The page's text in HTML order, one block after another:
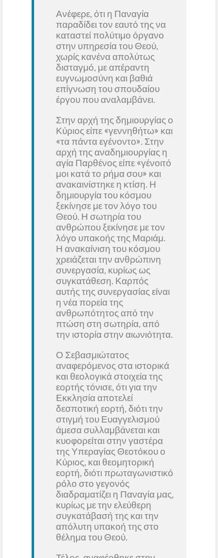
Ανέφερε, ότι η Παναγία
παραδίδει τον εαυτό της να
καταστεί πολύτιμο όργανο
στην υπηρεσία του Θεού,
χωρίς κανένα απολύτως
δισταγμό, με απέραντη
ευγνωμοσύνη και βαθιά
επίγνωση του σπουδαίου
έργου που αναλαμβάνει.
Στην αρχή της δημιουργίας ο
Κύριος είπε «γεννηθήτω» και
«τα πάντα εγένοντο». Στην
αρχή της αναδημιουργίας η
αγία Παρθένος είπε «γένοιτό
μοι κατά το ρήμα σου» και
ανακαινίστηκε η κτίση. Η
δημιουργία του κόσμου
ξεκίνησε με τον λόγο του
Θεού. Η σωτηρία του
ανθρώπου ξεκίνησε με τον
λόγο υπακοής της Μαριάμ.
Η ανακαίνιση του κόσμου
χρειάζεται την ανθρώπινη
συνεργασία, κυρίως ως
συγκατάθεση. Καρπός
αυτής της συνεργασίας είναι
η νέα πορεία της
ανθρωπότητος από την
πτώση στη σωτηρία, από
την ιστορία στην αιωνιότητα.
Ο Σεβασμιώτατος
αναφερόμενος στα ιστορικά
και θεολογικά στοιχεία της
εορτής τόνισε, ότι για την
Εκκλησία αποτελεί
δεσποτική εορτή, διότι την
στιγμή του Ευαγγελισμού
άμεσα συλλαμβάνεται και
κυοφορείται στην γαστέρα
της Υπεραγίας Θεοτόκου ο
Κύριος, και θεομητορική
εορτή, διότι πρωταγωνιστικό
ρόλο στο γεγονός
διαδραματίζει η Παναγία μας,
κυρίως με την ελεύθερη
συγκατάβασή της και την
απόλυτη υπακοή της στο
θέλημα του Θεού.